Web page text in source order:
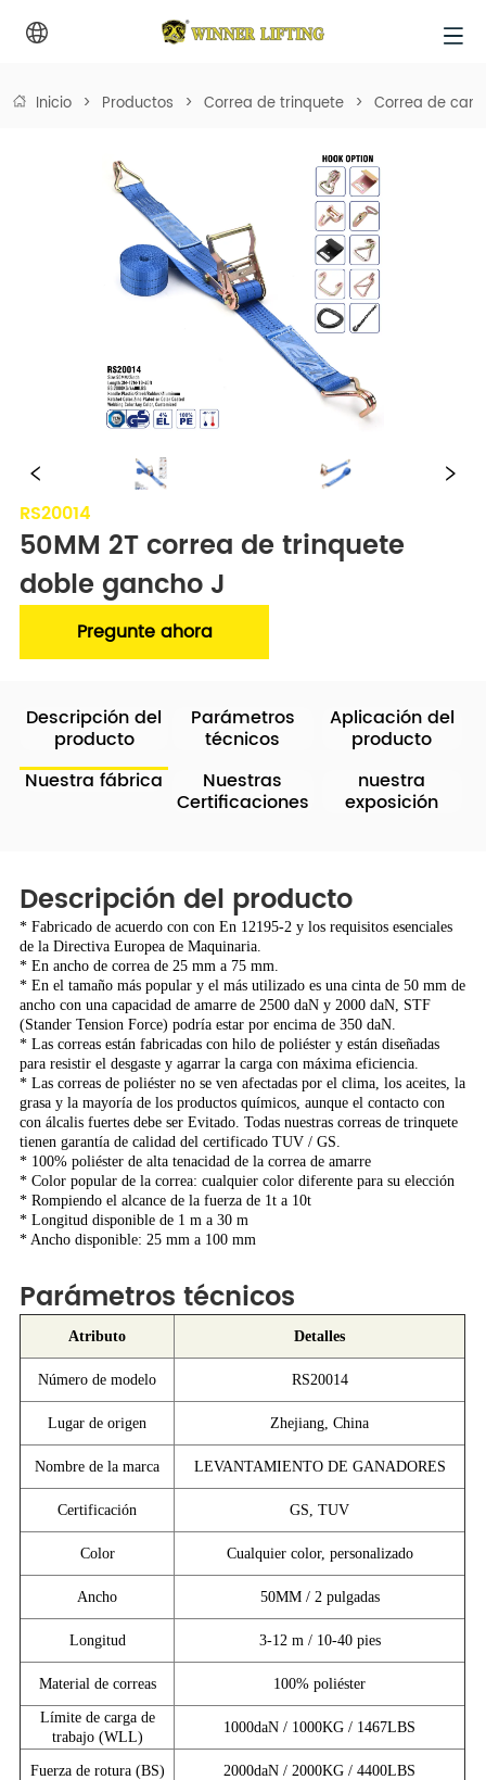
Inicio > Productos > Correa de trinquete > Correa de
RS20014
50MM 2T correa de trinquete
doble gancho J
Pregunte ahora
Descripción del
producto
Parámetros
técnicos
Aplicación del
producto
Nuestra fábrica
Nuestras
Certificaciones
nuestra
exposición
Descripción del producto
* Fabricado de acuerdo con con En 12195-2 y los requisitos esenciales
de la Directiva Europea de Maquinaria.
* En ancho de correa de 25 mm a 75 mm.
* En el tamaño más popular y el más utilizado es una cinta de 50 mm de
ancho con una capacidad de amarre de 2500 daN y 2000 daN, STF
(Stander Tension Force) podría estar por encima de 350 daN.
* Las correas están fabricadas con hilo de poliéster y están diseñadas
para resistir el desgaste y agarrar la carga con máxima eficiencia.
* Las correas de poliéster no se ven afectadas por el clima, los aceites, la
grasa y la mayoría de los productos químicos, aunque el contacto con
con álcalis fuertes debe serEvitado. Todas nuestras correas de trinquete
tienen garantía de calidad del certificado TUV / GS.
* 100% poliéster de alta tenacidad de la correa de amarre
* Color popular de la correa: cualquier color diferente para su elección
* Rompiendo el alcance de la fuerza de 1t a 10t
* Longitud disponible de 1 m a 30 m
* Ancho disponible: 25 mm a 100 mm
Parámetros técnicos
Atributo Detalles
Número de modelo RS20014
Lugar de origen Zhejiang, China
Nombre de la marca LEVANTAMIENTO DE GANADORES
Certificación GS, TUV
Color Cualquier color, personalizado
Ancho 50MM / 2 pulgadas
Longitud 3-12 m / 10-40 pies
Material de correas 100% poliéster
Límite de carga de
trabajo (WLL)
1000daN / 1000KG / 1467LBS
Fuerza de rotura (BS) 2000daN / 2000KG / 4400LBS